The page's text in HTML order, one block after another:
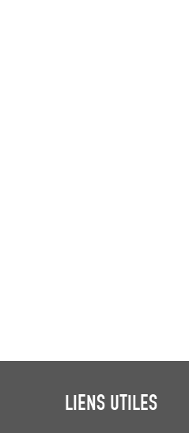
LIENS UTILES